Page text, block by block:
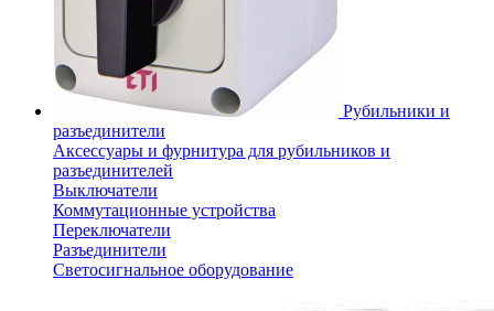
Рубильники и
разъединители
Аксессуары и фурнитура для рубильников и
разъединителей
Выключатели
Коммутационные устройства
Переключатели
Разъединители
Светосигнальное оборудование